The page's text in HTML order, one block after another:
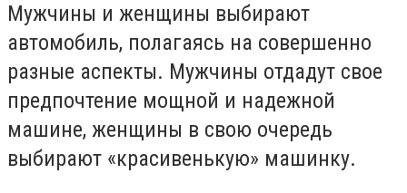
Мужчины и женщины выбирают
автомобиль, полагаясь на совершенно
разные аспекты. Мужчины отдадут свое
предпочтение мощной и надежной
машине, женщины в свою очередь
выбирают «красивенькую» машинку.